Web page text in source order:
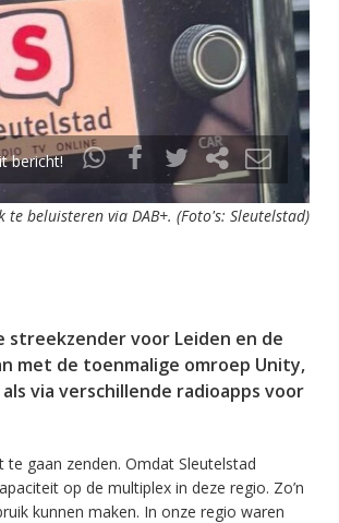
bericht!
beluisteren via DAB+. (Foto's: Sleutelstad)
streekzender voor Leiden en de
met de toenmalige omroep Unity,
via verschillende radioapps voor
gaan zenden. Omdat Sleutelstad
op de multiplex in deze regio. Zo’n
kunnen maken. In onze regio waren